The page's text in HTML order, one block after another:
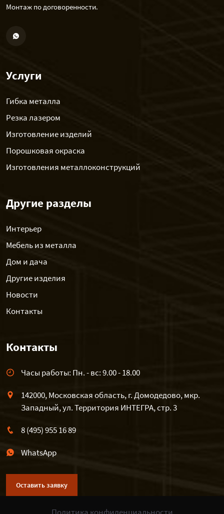
Монтаж по договоренности.
Услуги
Гибка металла
Резка лазером
Изготовление изделий
Порошковая окраска
Изготовления металлоконструкций
Другие разделы
Интерьер
Мебель из металла
Дом и дача
Другие изделия
Новости
Контакты
Контакты
Часы работы: Пн. - вс: 9.00 - 18.00
142000, Московская область, г. Домодедово, мкр.
Западный, ул. Территория ИНТЕГРА, стр. 3
8 (495) 955 16 89
WhatsApp
Оставить заявку